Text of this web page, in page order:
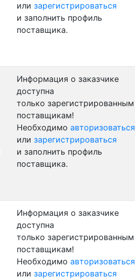
или зарегистрироваться
и заполнить профиль
поставщика.
Информация о заказчике
доступна
только зарегистрированным
поставщикам!
Необходимо авторизоваться
или зарегистрироваться
и заполнить профиль
поставщика.
Информация о заказчике
доступна
только зарегистрированным
поставщикам!
Необходимо авторизоваться
или зарегистрироваться